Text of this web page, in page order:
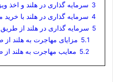
3 سرمایه گذاری در هلند و اخذ
4 سرمایه گذاری در هلند با خرید
5 سرمایه گذاری در هلند از
5.1 مزایای مهاجرت به هلند
5.2 معایب مهاجرت به هلند